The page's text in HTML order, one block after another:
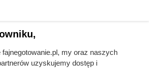
grosz i rabaty ponad 60%. Zobacz
fajnegotowanie.pl, my oraz naszych
uzyskujemy dostęp i